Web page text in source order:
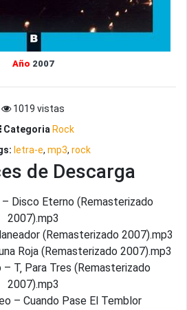
Año 2007
1019 vistas
Categoria Rock
letra-e, mp3, rock
de Descarga
Disco Eterno (Remasterizado
2007).mp3
(Remasterizado 2007).mp3
Roja (Remasterizado 2007).mp3
T‚ Para Tres (Remasterizado
2007).mp3
– Cuando Pase El Temblor